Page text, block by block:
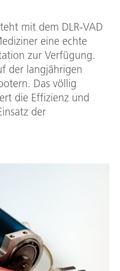
mit dem DLR-VAD
eine echte
zur Verfügung.
der langjährigen
Das völlig
die Effizienz und
der